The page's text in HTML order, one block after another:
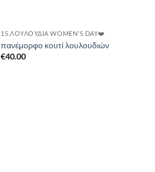
15.ΛΟΥΛΟΎΔΙΑ WOMEN'S DAY❤️
πανέμορφο κουτί λουλουδιών
€40.00